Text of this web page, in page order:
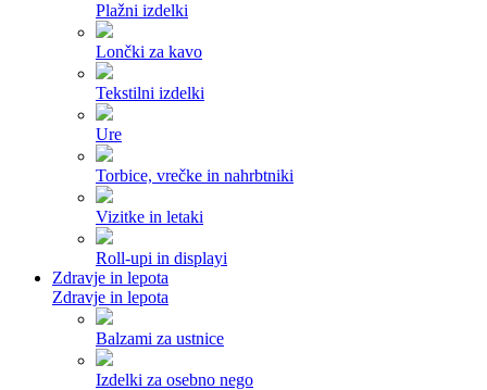
Plažni izdelki
Lončki za kavo
Tekstilni izdelki
Ure
Torbice, vrečke in nahrbtniki
Vizitke in letaki
Roll-upi in displayi
Zdravje in lepota
Zdravje in lepota
Balzami za ustnice
Izdelki za osebno nego